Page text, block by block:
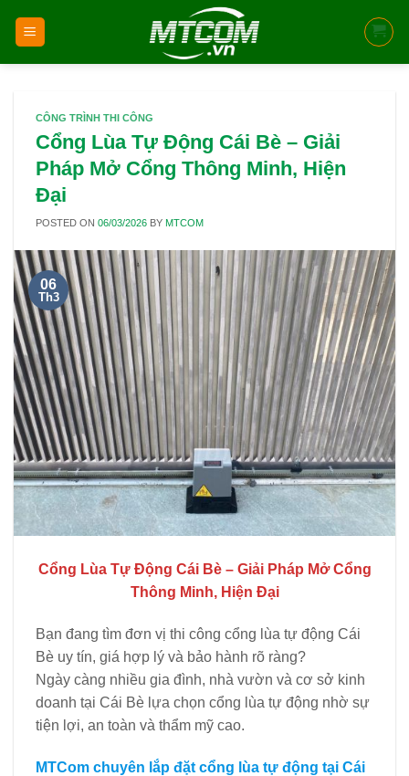
CÔNG TRÌNH THI CÔNG
Cổng Lùa Tự Động Cái Bè – Giải
Pháp Mở Cổng Thông Minh, Hiện
Đại
POSTED ON06/03/2026 BY MTCOM
06
Th3
Cổng Lùa Tự Động Cái Bè – Giải Pháp Mở Cổng
Thông Minh, Hiện Đại
Bạn đang tìm đơn vị thi công cổng lùa tự động Cái
Bè uy tín, giá hợp lý và bảo hành rõ ràng?
Ngày càng nhiều gia đình, nhà vườn và cơ sở kinh
doanh tại Cái Bè lựa chọn cổng lùa tự động nhờ sự
tiện lợi, an toàn và thẩm mỹ cao.
MTCom chuyên lắp đặt cổng lùa tự động tại Cái